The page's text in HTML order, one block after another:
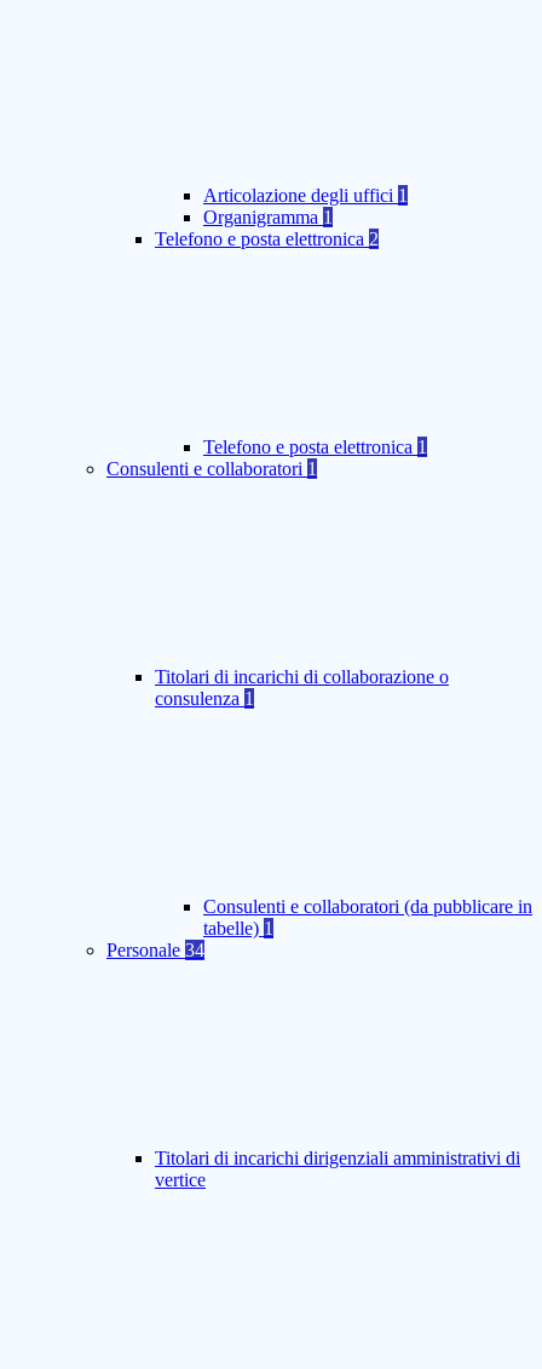
Articolazione degli uffici 1
Organigramma 1
Telefono e posta elettronica 2
Telefono e posta elettronica 1
Consulenti e collaboratori 1
Titolari di incarichi di collaborazione o
consulenza 1
Consulenti e collaboratori (da pubblicare in
tabelle) 1
Personale 34
Titolari di incarichi dirigenziali amministrativi di
vertice